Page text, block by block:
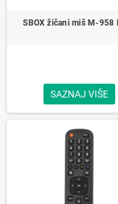
SBOX žičani miš M-958
SAZNAJ VIŠE